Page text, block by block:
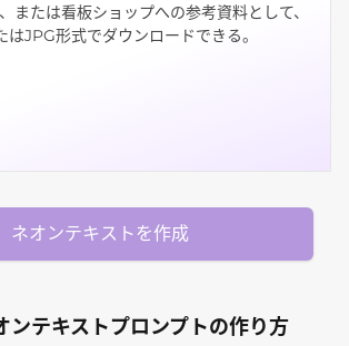
または看板ショップへの参考資料として、
はJPG形式でダウンロードできる。
ネオンテキストを作成
ンテキストプロンプトの作り方